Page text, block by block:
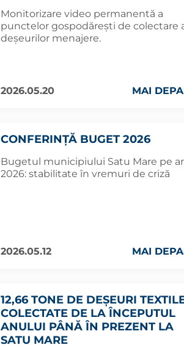
Monitorizare video permanentă a
punctelor gospodărești de colectare
deșeurilor menajere.
2026.05.20 MAI
CONFERINȚĂ BUGET 2026
Bugetul municipiului Satu Mare pe
2026: stabilitate în vremuri de criză
2026.05.12 MAI
12,66 TONE DE DEȘEURI
COLECTATE DE LA ÎNCEPUTUL
ANULUI PÂNĂ ÎN PREZENT LA
SATU MARE